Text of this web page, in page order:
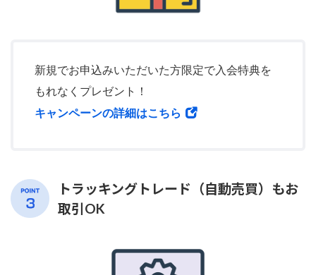
新規でお申込みいただいた方限定で入会特典を
もれなくプレゼント！
キャンペーンの詳細はこちら
トラッキングトレード（自動売買）もお
取引OK